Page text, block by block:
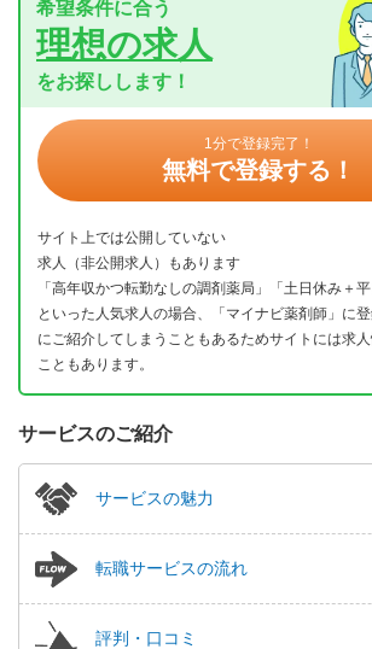
希望条件に合う
理想の求人
をお探しします！
1分で登録完了！
無料で登録する！
サイト上では公開していない
求人（非公開求人）もあります
「高年収かつ転勤なしの調剤薬局」「土日休み＋
といった人気求人の場合、「マイナビ薬剤師」に
にご紹介してしまうこともあるためサイトには求
こともあります。
サービスのご紹介
サービスの魅力
転職サービスの流れ
評判・口コミ